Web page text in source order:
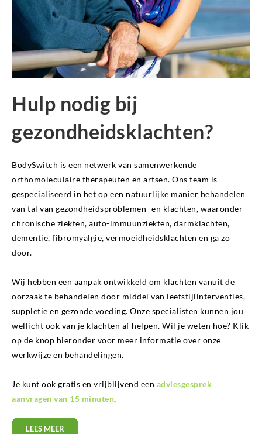
Hulp nodig bij
gezondheidsklachten?
BodySwitch is een netwerk van samenwerkende
orthomoleculaire therapeuten en artsen. Ons team is
gespecialiseerd in het op een natuurlijke manier behandelen
van tal van gezondheidsproblemen- en klachten, waaronder
chronische ziekten, auto-immuunziekten, darmklachten,
dementie, fibromyalgie, vermoeidheidsklachten en ga zo
door.
Wij hebben een aanpak ontwikkeld om klachten vanuit de
oorzaak te behandelen door middel van leefstijlinterventies,
suppletie en gezonde voeding. Onze specialisten kunnen jou
wellicht ook van je klachten af helpen. Wil je weten hoe? Klik
op de knop hieronder voor meer informatie over onze
werkwijze en behandelingen.
Je kunt ook gratis en vrijblijvend een adviesgesprek
aanvragen van 15 minuten.
LEES MEER